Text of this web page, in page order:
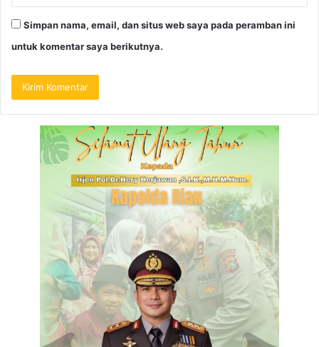
Simpan nama, email, dan situs web saya pada peramban ini
untuk komentar saya berikutnya.